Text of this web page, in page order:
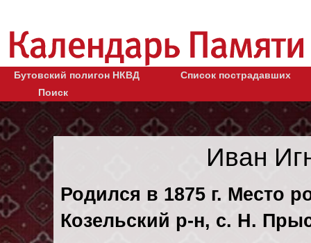
Бутовский полигон НКВД
Список пострадавших
Поиск
Иван
Родился в 1875 г. Место
Козельский р-н, с. Н.